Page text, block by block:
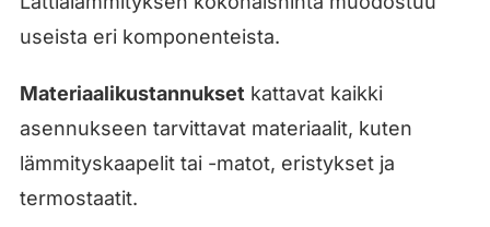
useista eri komponenteista.
Materiaalikustannukset kattavat kaikki
asennukseen tarvittavat materiaalit, kuten
lämmityskaapelit tai -matot, eristykset ja
termostaatit.